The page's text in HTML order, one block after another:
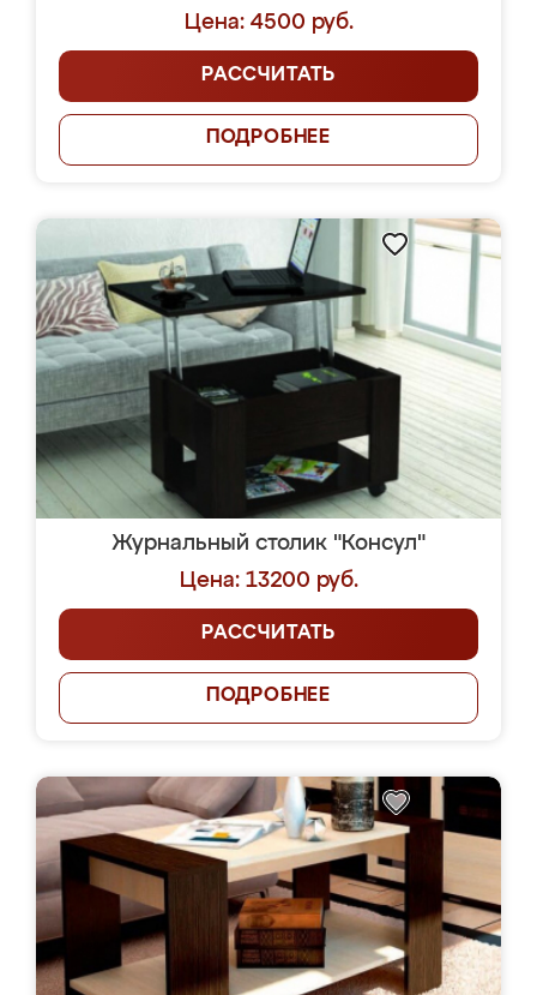
Цена: 4500 руб.
РАССЧИТАТЬ
ПОДРОБНЕЕ
Журнальный столик "Консул"
Цена: 13200 руб.
РАССЧИТАТЬ
ПОДРОБНЕЕ